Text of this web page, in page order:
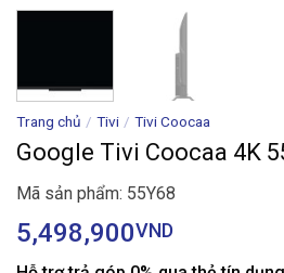
Trang chủ / Tivi / Tivi Coocaa
Google Tivi Coocaa 4K
Mã sản phẩm: 55Y68
5,498,900VND